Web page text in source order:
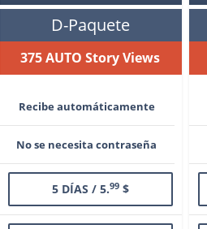
D-Paquete
375 AUTO Story Views
Recibe automáticamente
No se necesita contraseña
5 DÍAS / 5.99$